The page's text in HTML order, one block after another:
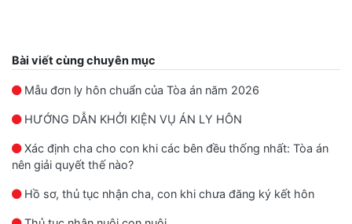
CỘNG HÒA XÃ HỘI
……….., ngày …..
ĐƠN
4. Đăng ký kết hôn
(Các thông tin khác mà người khởi
6. Ghi những thông tin mà người khởi
Ví dụ: Người khởi kiện thông báo cho
trong các đương sự đã đi nước ngoài
Bài viết cùng chuyên mục
Mẫu đơn ly hôn chuẩn của Tòa án năm 2026
HƯỚNG DẪN KHỞI KIỆN VỤ ÁN LY HÔN
Xác định cha cho con khi các bên đều thống nhất: Tòa án
nên giải quyết thế nào?
Hồ sơ, thủ tục nhận cha, con khi chưa đăng ký kết hôn